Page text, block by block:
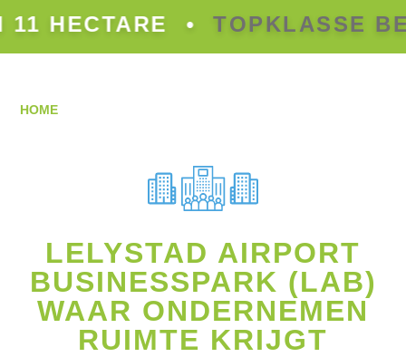
HECTARE • TOPKLASSE
HOME
LELYSTAD AIRPORT
BUSINESSPARK (LAB)
WAAR ONDERNEMEN
RUIMTE KRIJGT